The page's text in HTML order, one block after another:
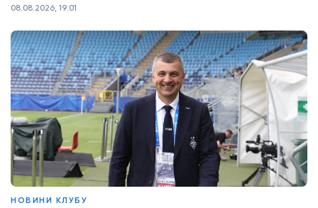
08.08.2026, 19:01
НОВИНИ КЛУБУ